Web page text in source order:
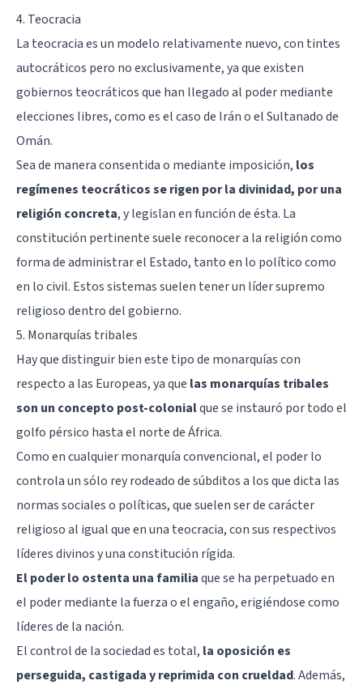
4. Teocracia
La teocracia es un modelo relativamente nuevo, con tintes
autocráticos pero no exclusivamente, ya que existen
gobiernos teocráticos que han llegado al poder mediante
elecciones libres, como es el caso de Irán o el Sultanado de
Omán.
Sea de manera consentida o mediante imposición, los
regímenes teocráticos se rigen por la divinidad, por una
religión concreta, y legislan en función de ésta. La
constitución pertinente suele reconocer a la religión como
forma de administrar el Estado, tanto en lo político como
en lo civil. Estos sistemas suelen tener un líder supremo
religioso dentro del gobierno.
5. Monarquías tribales
Hay que distinguir bien este tipo de monarquías con
respecto a las Europeas, ya que las monarquías tribales
son un concepto post-colonialque se instauró por todo el
golfo pérsico hasta el norte de África.
Como en cualquier monarquía convencional, el poder lo
controla un sólo rey rodeado de súbditos a los que dicta las
normas sociales o políticas, que suelen ser de carácter
religioso al igual que en una teocracia, con sus respectivos
líderes divinos y una constitución rígida.
El poder lo ostenta una familiaque se ha perpetuado en
el poder mediante la fuerza o el engaño, erigiéndose como
líderes de la nación.
El control de la sociedad es total, la oposición es
perseguida, castigada y reprimida con crueldad. Además,